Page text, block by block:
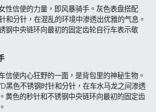
性信使的力量，即风暴骑手。灰色表盘搭配
和分针，在混乱的环境中渗透出优雅的气息。
钢中央链环向最初的固定齿轮自行车表示敬
信使内心狂野的一面，是背包里的神秘生物。
黑色不锈钢时针和分针，在车水马龙之间渗透
黄色的秒针和不锈钢中央链环向最初的固定齿